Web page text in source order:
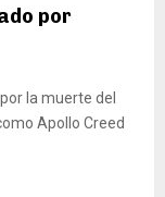
por
la muerte del
Apollo Creed